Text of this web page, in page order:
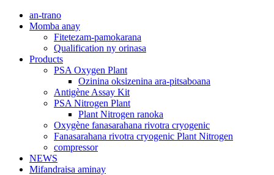
an-trano
Momba anay
Fitetezam-pamokarana
Qualification ny orinasa
Products
PSA Oxygen Plant
Ozinina oksizenina ara-pitsaboana
Antigène Assay Kit
PSA Nitrogen Plant
Plant Nitrogen ranoka
Oxygène fanasarahana rivotra cryogenic
Fanasarahana rivotra cryogenic Plant Nitrogen
compressor
NEWS
Mifandraisa aminay